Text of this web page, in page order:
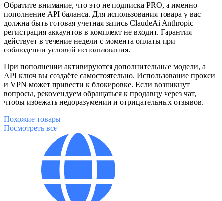
Обратите внимание, что это не подписка PRO, а именно
пополнение API баланса. Для использования товара у вас
должна быть готовая учетная запись ClaudeAi Anthropic —
регистрация аккаунтов в комплект не входит. Гарантия
действует в течение недели с момента оплаты при
соблюдении условий использования.
При пополнении активируются дополнительные модели, а
API ключ вы создаёте самостоятельно. Использование прокси
и VPN может привести к блокировке. Если возникнут
вопросы, рекомендуем обращаться к продавцу через чат,
чтобы избежать недоразумений и отрицательных отзывов.
Похожие товары
Посмотреть все